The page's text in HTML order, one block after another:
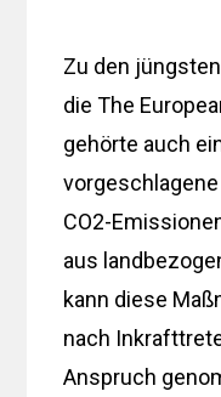
Zu den
die The
gehörte auch
CO2-
aus
kann diese
nach
Anspruch